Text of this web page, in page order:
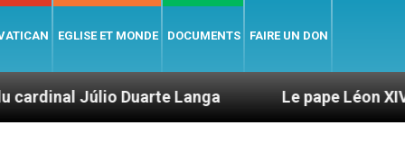
EGLISE ET MONDE DOCUMENTS FAIRE UN DON
Langa Le pape Léon XIV évoque un